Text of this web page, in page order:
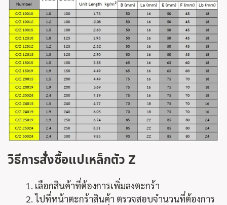
วิธีการสั่งซื้อแปเหล็กตัว Z
เลือกสินค้าที่ต้องการเพิ่มลงตะกร้า
ไปที่หน้าตะกร้าสินค้า ตรวจสอบจำนวนที่ต้องการ